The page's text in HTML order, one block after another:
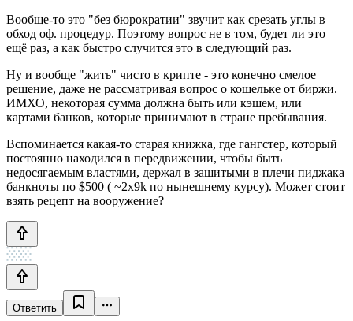
Вообще-то это "без бюрократии" звучит как срезать углы в
обход оф. процедур. Поэтому вопрос не в том, будет ли это
ещё раз, а как быстро случится это в следующий раз.
Ну и вообще "жить" чисто в крипте - это конечно смелое
решение, даже не рассматривая вопрос о кошельке от биржи.
ИМХО, некоторая сумма должна быть или кэшем, или
картами банков, которые принимают в стране пребывания.
Вспоминается какая-то старая книжка, где гангстер, который
постоянно находился в передвижении, чтобы быть
недосягаемым властями, держал в зашитыми в плечи пиджака
банкноты по $500 ( ~2x9k по нынешнему курсу). Может стоит
взять рецепт на вооружение?
Ответить